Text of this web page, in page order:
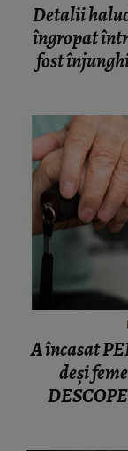
Detalii
îngropat
fost
A încasat
deși